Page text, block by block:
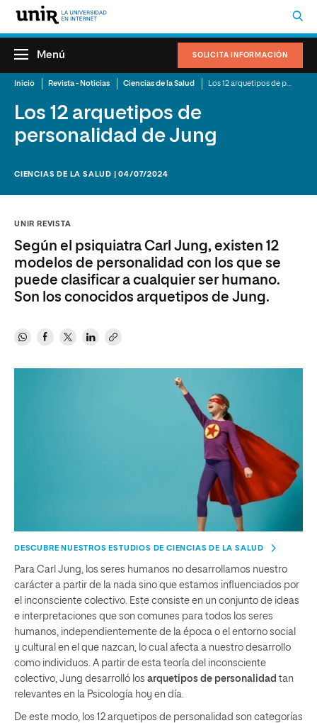
SOLICITA INFORMACIÓN
Menú
Inicio Revista - Noticias Ciencias de la Salud
Los 12 arquetipos de
personalidad de Jung
CIENCIAS DE LA SALUD | 04/07/2024
UNIR REVISTA
Según el psiquiatra Carl Jung, existen 12
modelos de personalidad con los que se
puede clasificar a cualquier ser humano.
Son los conocidos arquetipos de Jung.
DESCUBRE NUESTROS ESTUDIOS DE CIENCIAS DE LA SALUD
Para Carl Jung, los seres humanos no desarrollamos nuestro
carácter a partir de la nada sino que estamos influenciados por
el inconsciente colectivo. Este consiste en un conjunto de ideas
e interpretaciones que son comunes para todos los seres
humanos, independientemente de la época o el entorno social
y cultural en el que nazcan, lo cual afecta a nuestro desarrollo
como individuos. A partir de esta teoría del inconsciente
colectivo, Jung desarrolló los arquetipos de personalidad tan
relevantes en la Psicología hoy en día.
De este modo, los 12 arquetipos de personalidad son categorías